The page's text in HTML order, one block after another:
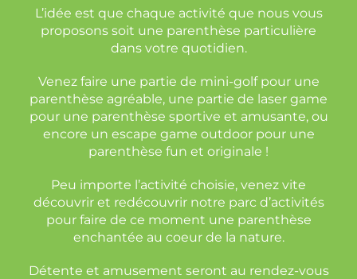
L’idée est que chaque activité que nous vous
proposons soit une parenthèse particulière
dans votre quotidien.
Venez faire une partie de mini-golf pour une
parenthèse agréable, une partie de laser game
pour une parenthèse sportive et amusante, ou
encore un escape game outdoor pour une
parenthèse fun et originale !
Peu importe l’activité choisie, venez vite
découvrir et redécouvrir notre parc d’activités
pour faire de ce moment une parenthèse
enchantée au coeur de la nature.
Détente et amusement seront au rendez-vous